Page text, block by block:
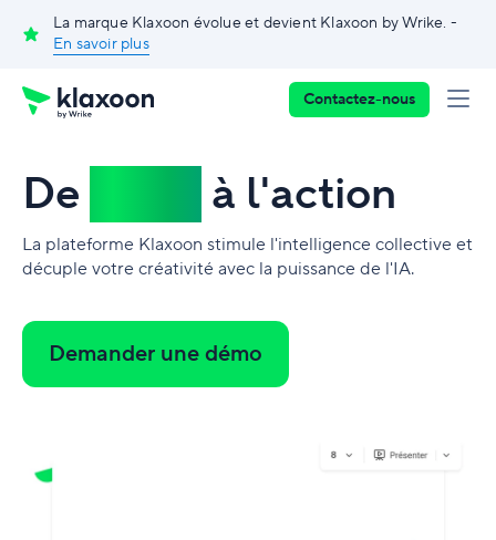
La marque Klaxoon évolue et devient Klaxoon by Wrike. -
En savoir plus
Contactez-nous
De à l'action
La plateforme Klaxoon stimule l'intelligence collective et
décuple votre créativité avec la puissance de l'IA.
Demander une démo